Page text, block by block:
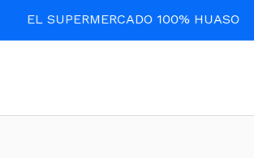
EL SUPERMERCADO 100% HUASO